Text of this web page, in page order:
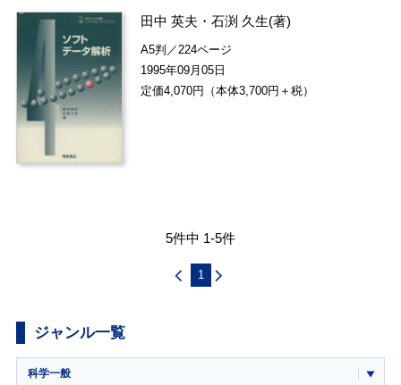
田中 英夫 ・石渕 久生(著)
A5判／224ページ
1995年09月05日
定価4,070円（本体3,700円＋税）
5件中 1-5件
1
ジャンル一覧
科学一般